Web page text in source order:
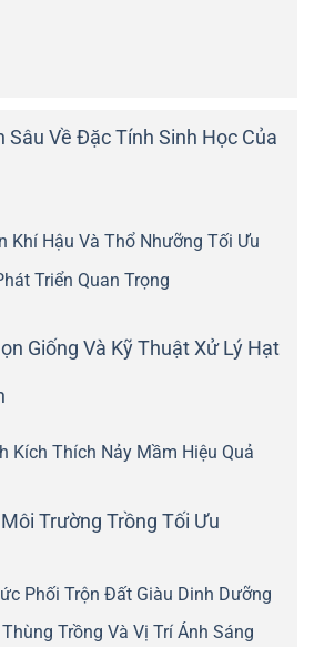
Sâu Về Đặc Tính Sinh Học Của
Khí Hậu Và Thổ Nhưỡng Tối Ưu
Triển Quan Trọng
Giống Và Kỹ Thuật Xử Lý Hạt
Kích Thích Nảy Mầm Hiệu Quả
Trường Trồng Tối Ưu
Phối Trộn Đất Giàu Dinh Dưỡng
Trồng Và Vị Trí Ánh Sáng